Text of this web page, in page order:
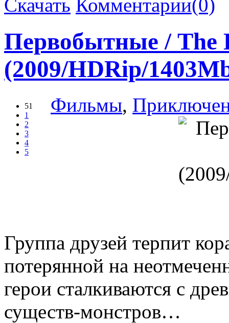
Скачать Комментарии(0)
Первобытные / The
(2009/HDRip/
51
1
2
3
4
5
Фильмы,
Группа друзей терпит
потерянной на
герои сталкиваются с
существ-монстров…